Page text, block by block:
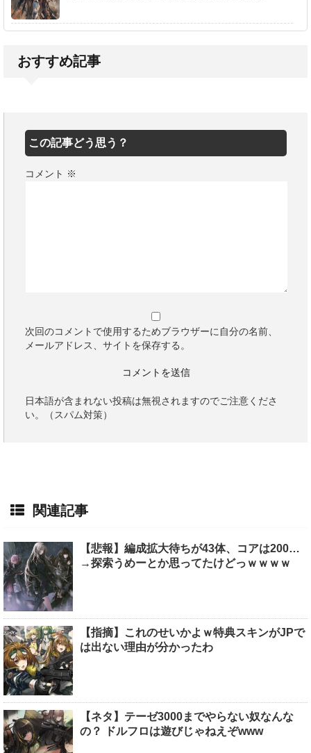
おすすめ記事
この記事どう思う？
コメント ※
次回のコメントで使用するためブラウザーに自分の名前、
メールアドレス、サイトを保存する。
日本語が含まれない投稿は無視されますのでご注意くださ
い。（スパム対策）
関連記事
【悲報】編成拡大待ちが43体、コアは200…
→探索うめーとか思ってたけどっｗｗｗｗ
【指摘】これのせいかよｗ特典スキンがJPで
は出ない理由が分かったわ
【ネタ】テーゼ3000までやらない奴なんな
の？ ドルフロは遊びじゃねえぞwww